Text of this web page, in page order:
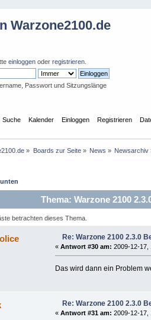
Warzone2100.de
einloggen oderregistrieren
Passwort und Sitzungslänge
Suche Kalender Einloggen Registrieren
» Boards zur Seite» News » Newsarchiv
Thema: Warzone 2100
betrachten dieses Thema.
Re: Warzone 2100 2.3.0
« Antwort #30 am: 2009-12-17,
Das wird dann ein Problem
Re: Warzone 2100 2.3.0
« Antwort #31 am: 2009-12-17,